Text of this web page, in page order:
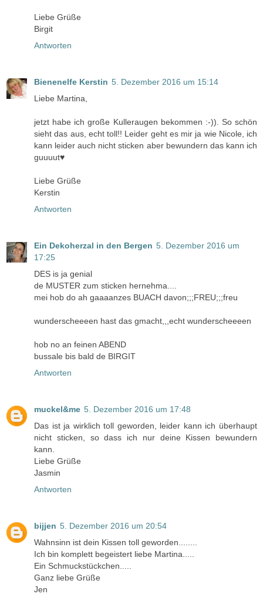
Liebe Grüße
Birgit
Antworten
Bienenelfe Kerstin 5. Dezember 2016 um 15:14
Liebe Martina,
jetzt habe ich große Kulleraugen bekommen :-)). So schön
sieht das aus, echt toll!! Leider geht es mir ja wie Nicole, ich
kann leider auch nicht sticken aber bewundern das kann ich
guuuut♥
Liebe Grüße
Kerstin
Antworten
Ein Dekoherzal in den Bergen 5. Dezember 2016 um
17:25
DES is ja genial
de MUSTER zum sticken hernehma....
mei hob do ah gaaaanzes BUACH davon;;;FREU;;;freu
wunderscheeeen hast das gmacht,,,echt wunderscheeeen
hob no an feinen ABEND
bussale bis bald de BIRGIT
Antworten
muckel&me 5. Dezember 2016 um 17:48
Das ist ja wirklich toll geworden, leider kann ich überhaupt
nicht sticken, so dass ich nur deine Kissen bewundern
kann.
Liebe Grüße
Jasmin
Antworten
bijjen 5. Dezember 2016 um 20:54
Wahnsinn ist dein Kissen toll geworden........
Ich bin komplett begeistert liebe Martina.....
Ein Schmuckstückchen.....
Ganz liebe Grüße
Jen